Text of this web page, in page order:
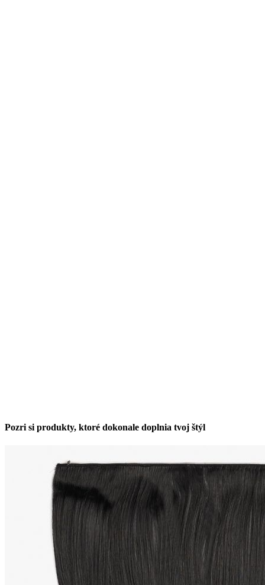
Pozri si produkty, ktoré dokonale doplnia tvoj štýl